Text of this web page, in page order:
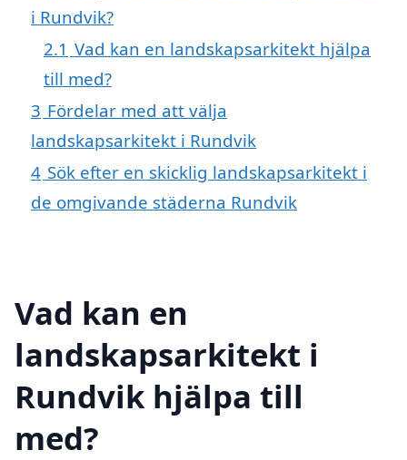
i Rundvik?
2.1 Vad kan en landskapsarkitekt hjälpa
till med?
3 Fördelar med att välja
landskapsarkitekt i Rundvik
4 Sök efter en skicklig landskapsarkitekt i
de omgivande städerna Rundvik
Vad kan en
landskapsarkitekt i
Rundvik hjälpa till
med?